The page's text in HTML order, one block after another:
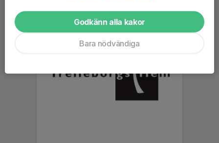
Godkänn alla kakor
Bara nödvändiga